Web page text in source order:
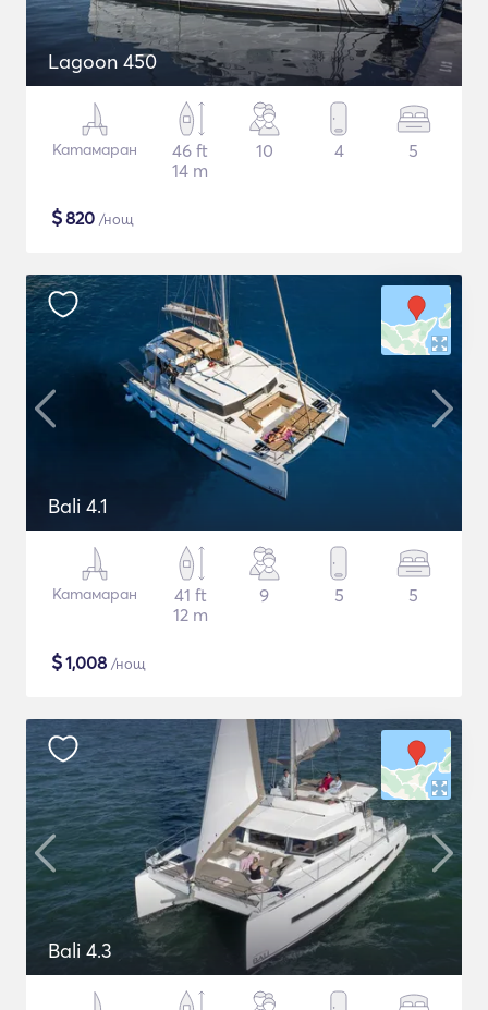
Lagoon 450
Катамаран
46 ft
14 m
10 4 5
$820 /нощ
Bali 4.1
Катамаран
41 ft
12 m
9 5 5
$1,008 /нощ
Bali 4.3